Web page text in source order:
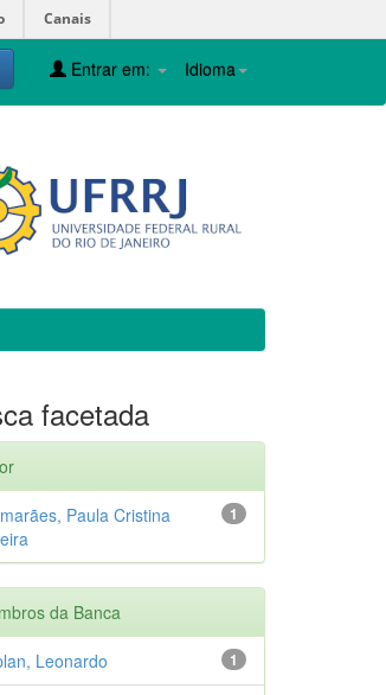
Canais
Idioma
Entrar em:
facetada
1
Paula Cristina
da Banca
1
Leonardo